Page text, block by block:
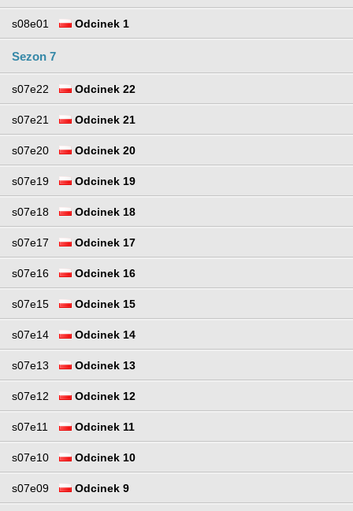
s08e01 Odcinek 1
Sezon 7
s07e22 Odcinek 22
s07e21 Odcinek 21
s07e20 Odcinek 20
s07e19 Odcinek 19
s07e18 Odcinek 18
s07e17 Odcinek 17
s07e16 Odcinek 16
s07e15 Odcinek 15
s07e14 Odcinek 14
s07e13 Odcinek 13
s07e12 Odcinek 12
s07e11 Odcinek 11
s07e10 Odcinek 10
s07e09 Odcinek 9